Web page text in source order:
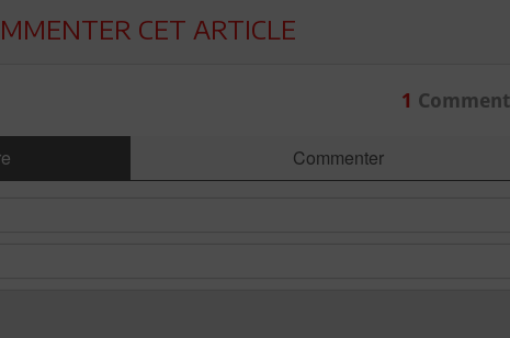
CET ARTICLE
1
Commenter